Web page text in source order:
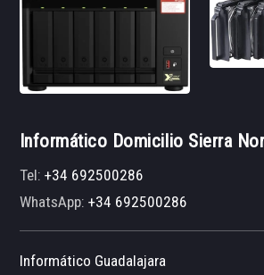
Informático Domicilio Sierra
Tel:+34 692500286
WhatsApp:+34 692500286
Informático Guadalajara